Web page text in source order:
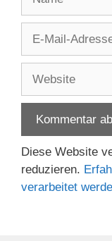
Adresse
Diese Website
reduzieren.
verarbeitet